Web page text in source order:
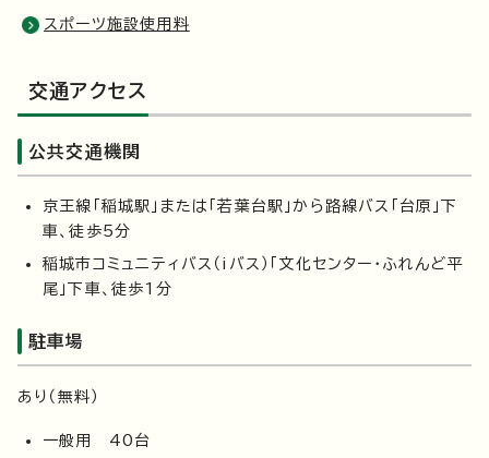
スポーツ施設使用料
交通アクセス
公共交通機関
京王線「稲城駅」または「若葉台駅」から路線バス「台原」下
車、徒歩5分
稲城市コミュニティバス（iバス）「文化センター・ふれんど平
尾」下車、徒歩1分
駐車場
あり（無料）
一般用 40台